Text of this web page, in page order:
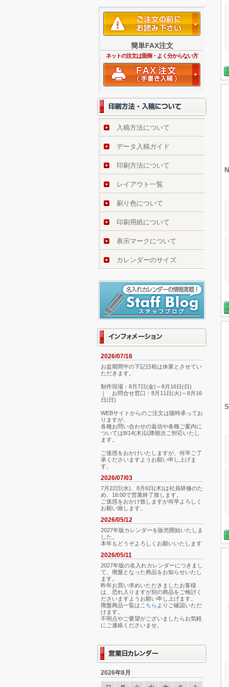
簡単FAX注文
ネットの注文は面倒・よく分からない方
入稿方法について
データ入稿ガイド
印刷方法について
レイアウト一覧
刷り色について
印刷用紙について
表示マークについて
カレンダーのサイズ
2026/07/16
お盆期間中の下記日程は休業とさせてい
ただきます。
制作現場：8月7日(金)～8月16日(日)
｜ お問合せ窓口：8月11日(火)～8月16
日(日)
WEBサイトからのご注文は随時承ってお
りますが、
各種お問い合わせの返信や各種ご案内に
ついては8/14(木)以降順次ご対応いたし
ます。
ご迷惑をおかけいたしますが、何卒ご了
承くださいますようお願い申し上げま
す。
2026/07/03
7月22日(水)、8月6日(木)は社員研修のた
め、16:00で営業終了致します。
ご迷惑をおかけ致しますが何卒よろしく
お願い致します。
2026/05/12
2027年版カレンダーを販売開始いたしま
した。
本年もどうぞよろしくお願いいたします
2026/05/11
2027年版の名入れカレンダーにつきまし
て、廃盤となった商品をお知らせいたし
ます。
昨年お買い求めいただきましたお客様
は、恐れ入りますが別の商品をご検討く
ださいますようお願い申し上げます。
廃盤商品一覧は こちら よりご確認いただ
けます。
不明点やご要望がございましたらお気軽
にご連絡くださいませ。
2026年8月